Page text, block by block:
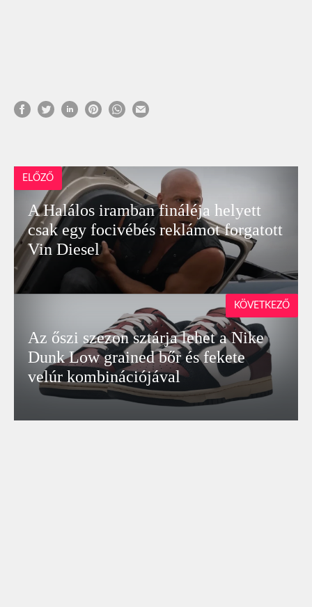
ELŐZŐ
A Halálos iramban fináléja helyett
csak egy focivébés reklámot forgatott
Vin Diesel
Az őszi szezon sztárja lehet a Nike
Dunk Low grained bőr és fekete
velúr kombinációjával
KÖVETKEZŐ